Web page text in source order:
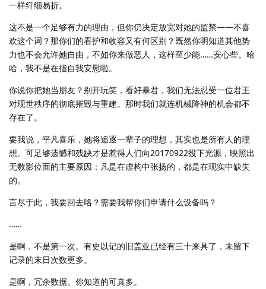
一样纤细易折。
这不是一个足够有力的理由，但你仍决定放宽对她的监禁——不喜
欢这个词？那你们的看护和收容又有何区别？既然你明知道其他势
力也不会允许她自由，不如你来做恶人，这样至少能……安心些。哈
哈，我不是在指自我安慰啦。
你说你把她当朋友？别开玩笑，看好暴君，我们无法忍受一位君王
对现世秩序的彻底摧毁与重建。那时我们就连机械降神的机会都不
存在了。
要我说，平凡喜乐，她将追逐一辈子的理想，其实也是所有人的理
想。可足够遗憾和残缺才是惹得人们向20170922投下光源，映照出
无数影位面的主要原因：凡是在虚构中张扬的，都是在现实中缺失
的。
言尽于此，我要回去咯？需要我帮你们申请什么设备吗？
……
是啊，不是第一次。有史以记的旧盖亚已经有三十来具了，未留下
记录的末日次数更多。
是啊，冗余数据。你知道的可真多。